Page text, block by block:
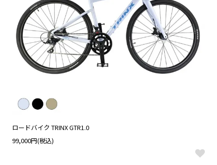
ロードバイク TRINX GTR1.0
99,000円(税込)